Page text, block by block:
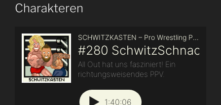
Charakteren